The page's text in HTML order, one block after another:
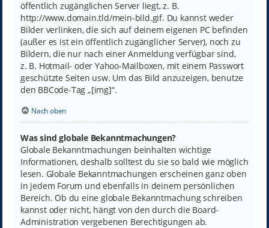
öffentlich zugänglichen Server liegt, z. B.
http://www.domain.tld/mein-bild.gif. Du kannst weder
Bilder verlinken, die sich auf deinem eigenen PC befinden
(außer es ist ein öffentlich zugänglicher Server), noch zu
Bildern, die nur nach einer Anmeldung verfügbar sind,
z. B. Hotmail- oder Yahoo-Mailboxen, mit einem Passwort
geschützte Seiten usw. Um das Bild anzuzeigen, benutze
den BBCode-Tag „[img]“.
Nach oben
Was sind globale Bekanntmachungen?
Globale Bekanntmachungen beinhalten wichtige
Informationen, deshalb solltest du sie so bald wie möglich
lesen. Globale Bekanntmachungen erscheinen ganz oben
in jedem Forum und ebenfalls in deinem persönlichen
Bereich. Ob du eine globale Bekanntmachung schreiben
kannst oder nicht, hängt von den durch die Board-
Administration vergebenen Berechtigungen ab.